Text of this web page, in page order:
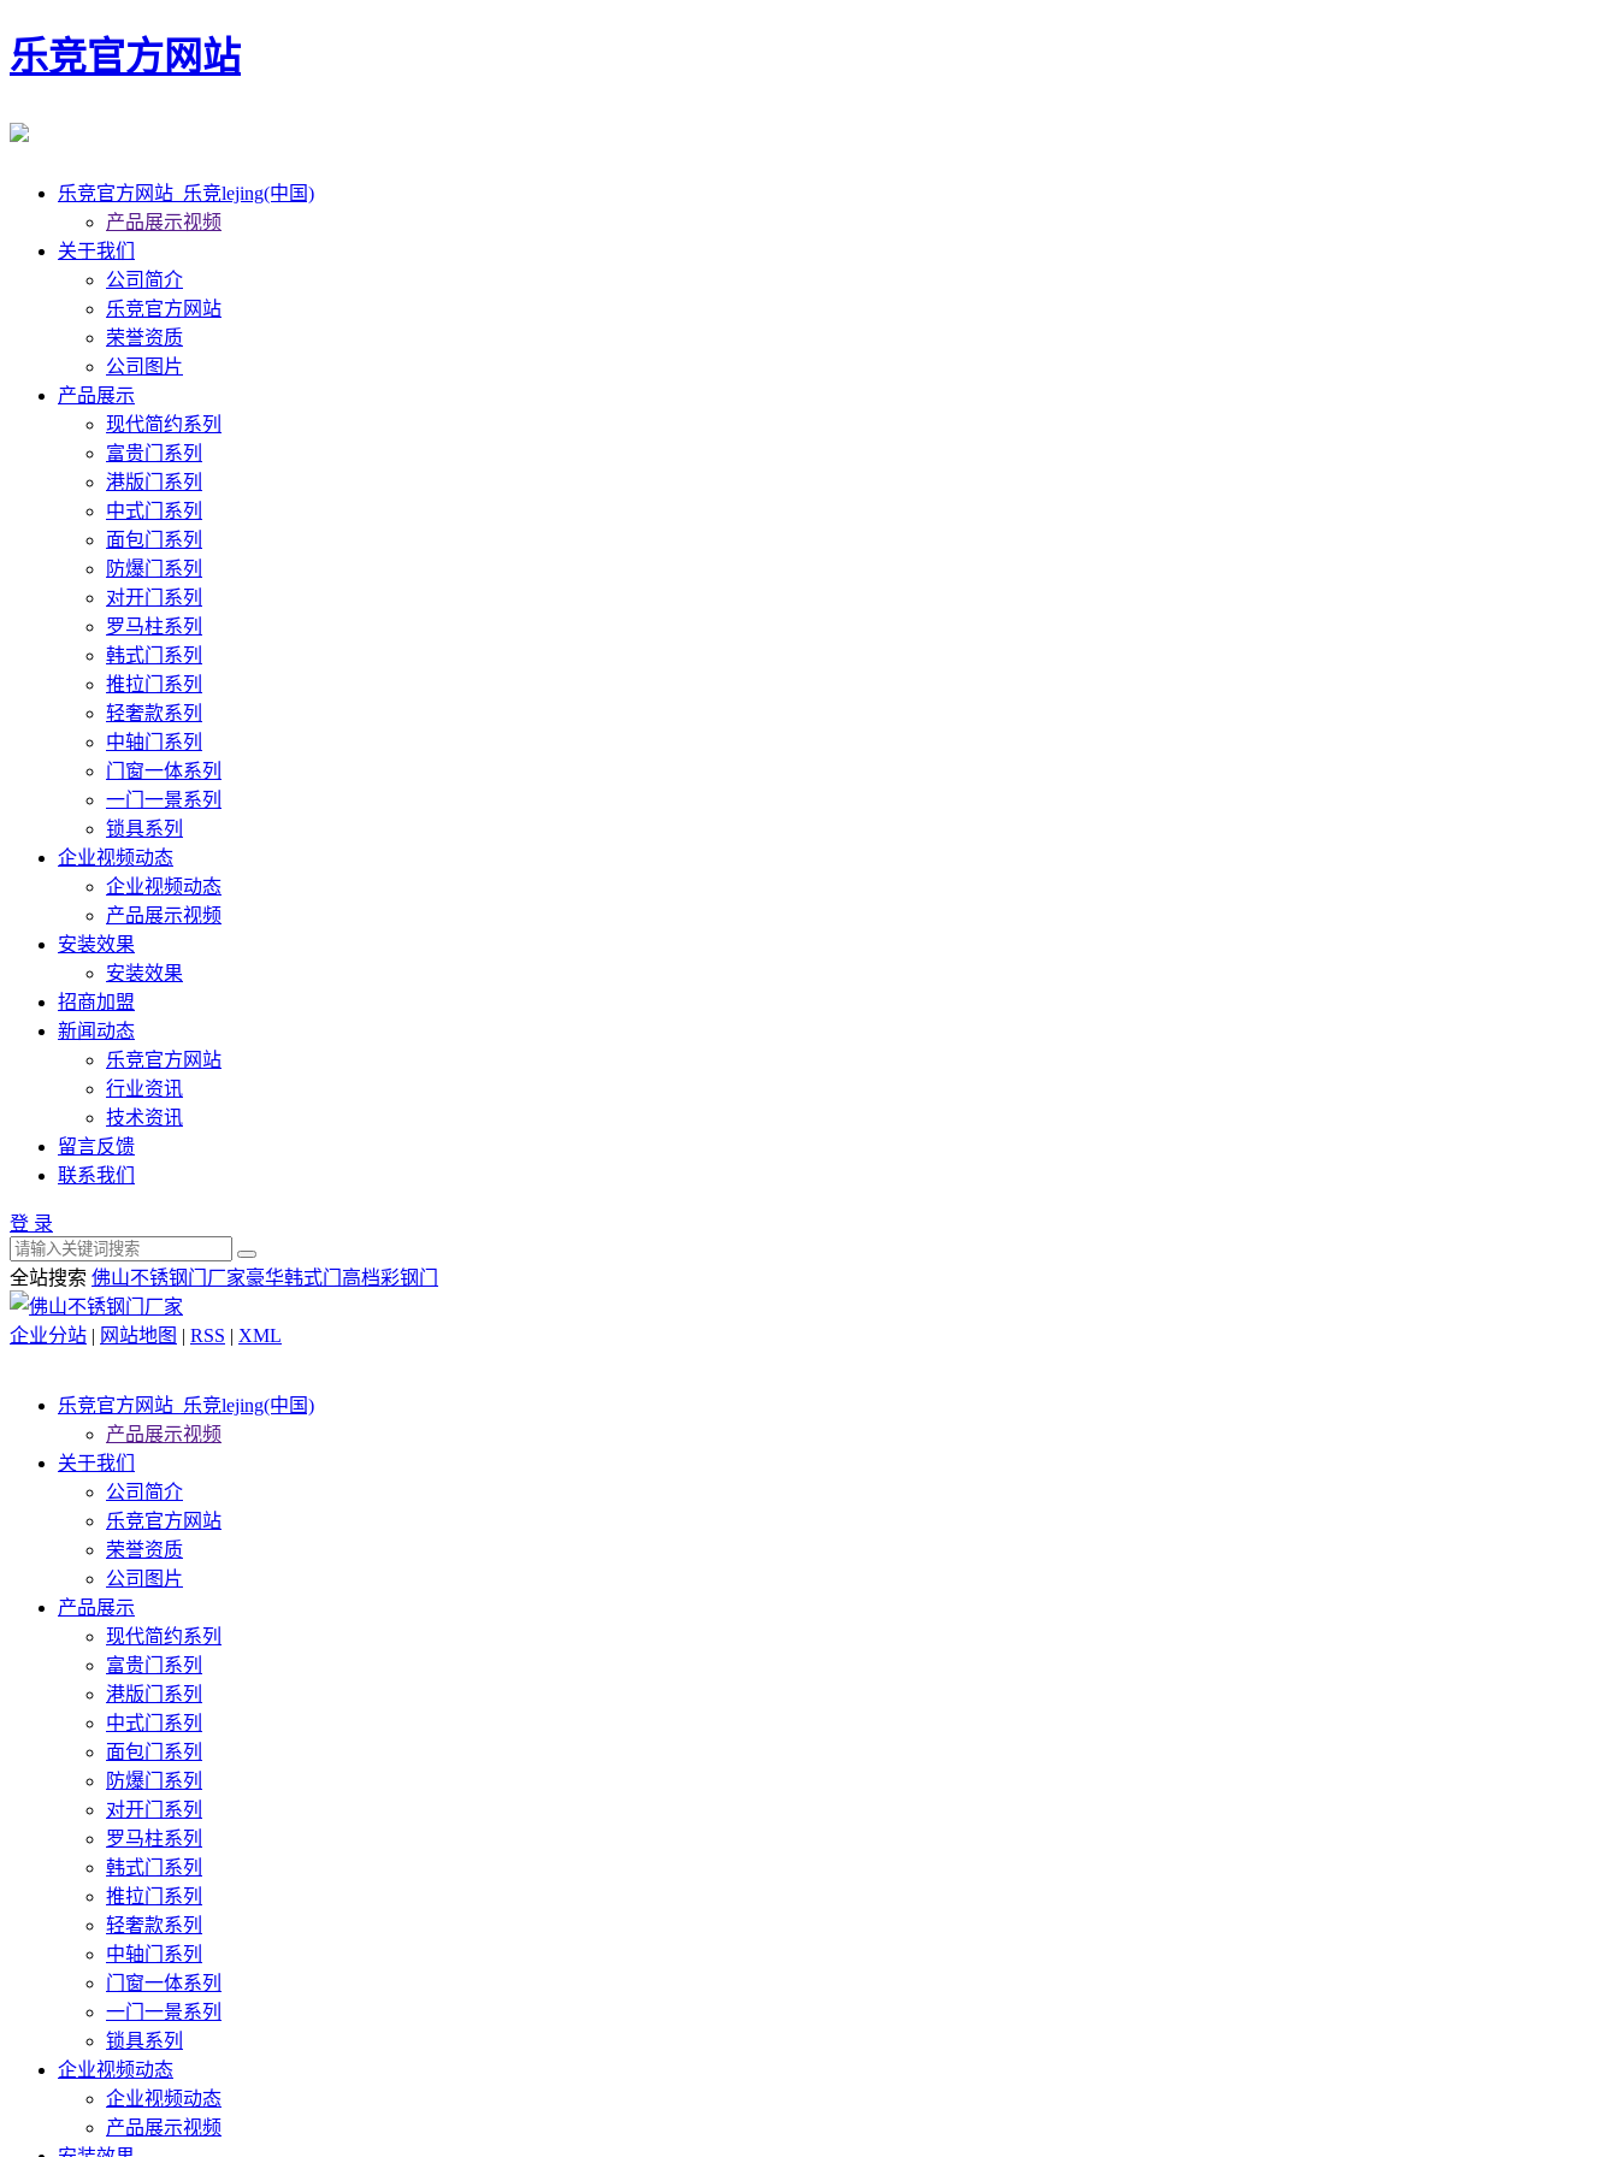
乐竞官方网站
乐竞官方网站_乐竞lejing(中国)
产品展示视频
关于我们
公司简介
乐竞官方网站
荣誉资质
公司图片
产品展示
现代简约系列
富贵门系列
港版门系列
中式门系列
面包门系列
防爆门系列
对开门系列
罗马柱系列
韩式门系列
推拉门系列
轻奢款系列
中轴门系列
门窗一体系列
一门一景系列
锁具系列
企业视频动态
企业视频动态
产品展示视频
安装效果
安装效果
招商加盟
新闻动态
乐竞官方网站
行业资讯
技术资讯
留言反馈
联系我们
登 录
全站搜索 佛山不锈钢门厂家豪华韩式门 高档彩钢门
企业分站 | 网站地图 | RSS | XML
乐竞官方网站_乐竞lejing(中国)
产品展示视频
关于我们
公司简介
乐竞官方网站
荣誉资质
公司图片
产品展示
现代简约系列
富贵门系列
港版门系列
中式门系列
面包门系列
防爆门系列
对开门系列
罗马柱系列
韩式门系列
推拉门系列
轻奢款系列
中轴门系列
门窗一体系列
一门一景系列
锁具系列
企业视频动态
企业视频动态
产品展示视频